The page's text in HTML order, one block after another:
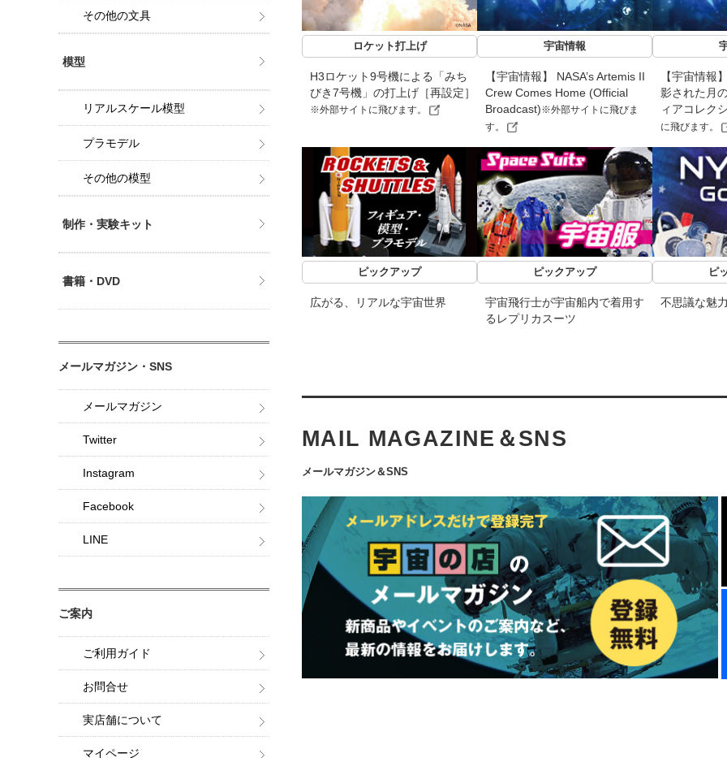
ロケット打上げ
H3ロケット9号機による「みち
びき7号機」の打上げ［再設定］
※外部サイトに飛びます。
宇宙情報
【宇宙情報】 NASA’s Artemis II
Crew Comes Home (Official
Broadcast)※外部サイトに飛びま
す。
【宇宙情報
影された月
ィアコレク
に飛びます。
ピックアップ
広がる、リアルな宇宙世界
ピックアップ
宇宙飛行士が宇宙船内で着用す
るレプリカスーツ
ピ
不思議な魅
MAIL MAGAZINE＆SNS
メールマガジン＆SNS
その他の文具
模型
リアルスケール模型
プラモデル
その他の模型
制作・実験キット
書籍・DVD
メールマガジン・SNS
メールマガジン
Twitter
Instagram
Facebook
LINE
ご案内
ご利用ガイド
お問合せ
実店舗について
マイページ